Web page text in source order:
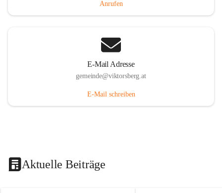
Anrufen
E-Mail Adresse
gemeinde@viktorsberg.at
E-Mail schreiben
Aktuelle Beiträge